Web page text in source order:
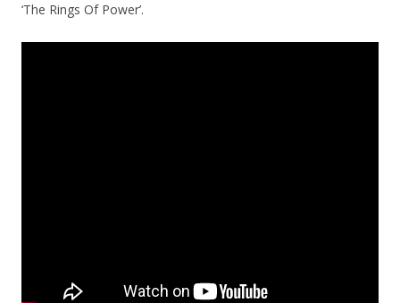
‘The Rings Of Power’.